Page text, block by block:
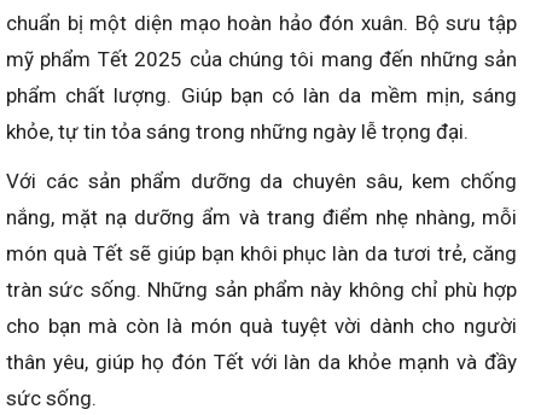
chuẩn bị một diện mạo hoàn hảo đón xuân. Bộ sưu tập
mỹ phẩm Tết 2025 của chúng tôi mang đến những sản
phẩm chất lượng. Giúp bạn có làn da mềm mịn, sáng
khỏe, tự tin tỏa sáng trong những ngày lễ trọng đại.
Với các sản phẩm dưỡng da chuyên sâu, kem chống
nắng, mặt nạ dưỡng ẩm và trang điểm nhẹ nhàng, mỗi
món quà Tết sẽ giúp bạn khôi phục làn da tươi trẻ, căng
tràn sức sống. Những sản phẩm này không chỉ phù hợp
cho bạn mà còn là món quà tuyệt vời dành cho người
thân yêu, giúp họ đón Tết với làn da khỏe mạnh và đầy
sức sống.